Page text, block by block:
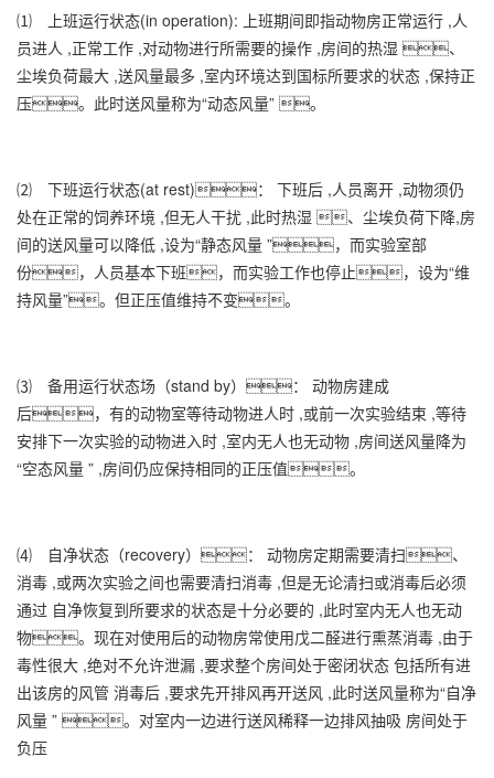
⑴ 上班运行状态(in operation): 上班期间即指动物房正常运行 ,人
员进人 ,正常工作 ,对动物进行所需要的操作 ,房间的热湿 、
尘埃负荷最大 ,送风量最多 ,室内环境达到国标所要求的状态 ,保持正
压。此时送风量称为“动态风量” 。
⑵ 下班运行状态(at rest)： 下班后 ,人员离开 ,动物须仍
处在正常的饲养环境 ,但无人干扰 ,此时热湿 、尘埃负荷下降,房
间的送风量可以降低 ,设为“静态风量 ”，而实验室部
份，人员基本下班，而实验工作也停止，设为“维
持风量”。但正压值维持不变。
⑶ 备用运行状态场（stand by）： 动物房建成
后，有的动物室等待动物进人时 ,或前一次实验结束 ,等待
安排下一次实验的动物进入时 ,室内无人也无动物 ,房间送风量降为
“空态风量 ” ,房间仍应保持相同的正压值。
⑷ 自净状态（recovery）： 动物房定期需要清扫、
消毒 ,或两次实验之间也需要清扫消毒 ,但是无论清扫或消毒后必须
通过 自净恢复到所要求的状态是十分必要的 ,此时室内无人也无动
物。现在对使用后的动物房常使用戊二醛进行熏蒸消毒 ,由于
毒性很大 ,绝对不允许泄漏 ,要求整个房间处于密闭状态 包括所有进
出该房的风管 消毒后 ,要求先开排风再开送风 ,此时送风量称为“自净
风量 ” 。对室内一边进行送风稀释一边排风抽吸 房间处于
负压